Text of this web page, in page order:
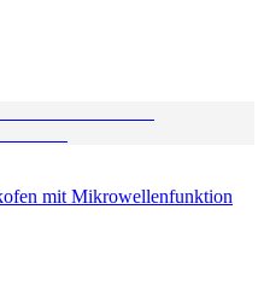
mit Mikrowellenfunktion